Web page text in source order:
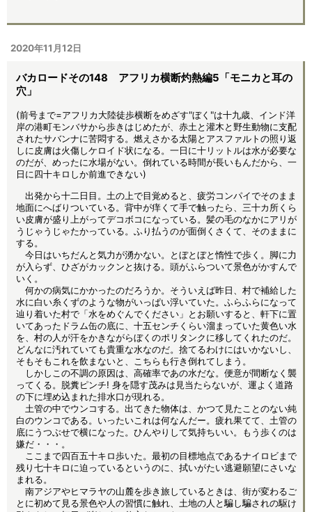
2020年11月12日
バカロードその148 アフリカ横断灼熱編5「モニカと耳の
穴」
(前号まで=アフリカ大陸徒歩横断をめざす"ぼく"は十九歳、インド洋
岸の港町モンバサから歩きはじめたが、赤土と灌木と野生動物に支配
されたサバンナに苦悶する。燃えさかる太陽とアスファルトの照り返
しに皮膚は火傷しケロイド状になる。一日に十リットルは水が必要な
のだが、めったに水場がない。倒れている時間が長いもんだから、一
日に四十キロしか前進できない)
出発から十二日目。土の上で目覚めると、疲労コンパイでそのまま
地面にへばりついている。背中が痒くて手で触ったら、三十カ所くら
い皮膚が盛り上がってデコボコになっている。髪の毛のなかにアリが
うじゃうじゃたかっている。ふり払うのが面倒くさくて、そのままに
する。
今日はいちだんと気力が湧かない。とぼとぼと惰性で歩く。脚に力
が入らず、ひざがカックンと抜ける。頭がふらついて景色がかすんで
いく。
何かの病気にかかったのだろうか。そういえば昨日、村で補給した
水に白い糸くずのような物がいっぱい浮いていた。ふらふらになって
辿り着いた村で「水をめぐんでください」とお願いすると、軒下に置
いてあったドラム缶の底に、十五センチくらい溜まっていた黄色い水
を、村の人が汗をかきながらぼくのポリタンクに移してくれたのだ。
どんなに汚れていても貴重な水なのだ。捨てるわけにはいかないし、
そもそもこれを飲まないと、こちらも行き倒れてしまう。
しかしこの不調の原因は、高確率であの水だな。便意が間断なく襲
ってくる。脱糞ピンチ! 身を隠す茂みは見当たらないが、運よく道路
の下に埋め込まれた排水口が現れる。
土管の中でウンコする。出てきた物体は、かつて見たことのない純
白のウンコである。いったいこれは何なんだー。疲れ果てて、土管の
底にうつぶせで横になった。ひんやりして気持ちいい。もう歩くのは
嫌だ・・・。
ここまで四百五十キロ歩いた。最初の目標地点であるナイロビまで
残り七十キロに迫っているというのに、拭いがたい逃避願望にさいな
まれる。
南アジアやヒマラヤの山麓を歩き旅しているときは、街が変わるご
とに初めて見る景色や人の習慣に触れ、土地の人と騙し騙されの駆け